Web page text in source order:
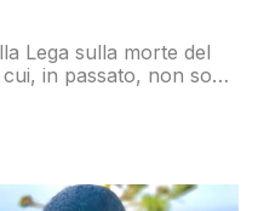
Lega sulla morte del
in passato, non sono